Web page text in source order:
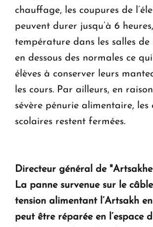
chauffage, les coupures de
peuvent durer jusqu’à 6
température dans les salles de
en dessous des normales ce
élèves à conserver leurs
les cours. Par ailleurs, en
sévère pénurie alimentaire, les
scolaires restent fermées.
Directeur général de
La panne survenue sur le
tension alimentant l’Artsakh
peut être réparée en l’espace